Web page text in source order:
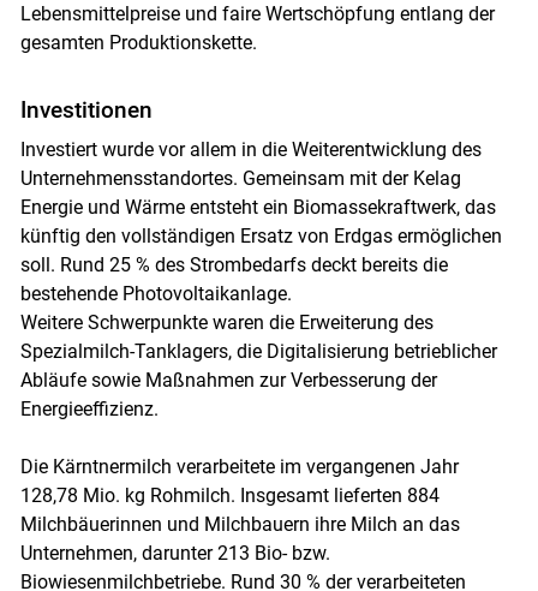
Lebensmittelpreise und faire Wertschöpfung entlang der
gesamten Produktionskette.
Investitionen
Investiert wurde vor allem in die Weiterentwicklung des
Unternehmensstandortes. Gemeinsam mit der Kelag
Energie und Wärme entsteht ein Biomassekraftwerk, das
künftig den vollständigen Ersatz von Erdgas ermöglichen
soll. Rund 25 % des Strombedarfs deckt bereits die
bestehende Photovoltaikanlage.
Weitere Schwerpunkte waren die Erweiterung des
Spezialmilch-Tanklagers, die Digitalisierung betrieblicher
Abläufe sowie Maßnahmen zur Verbesserung der
Energieeffizienz.
Die Kärntnermilch verarbeitete im vergangenen Jahr
128,78 Mio. kg Rohmilch. Insgesamt lieferten 884
Milchbäuerinnen und Milchbauern ihre Milch an das
Unternehmen, darunter 213 Bio- bzw.
Biowiesenmilchbetriebe. Rund 30 % der verarbeiteten